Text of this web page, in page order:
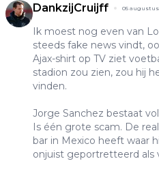
DankzijCruijff 05 augustus
Ik moest nog even van
steeds fake news vindt,
Ajax-shirt op TV ziet
stadion zou zien, zou hij
vinden.
Jorge Sanchez bestaat
Is één grote scam. De
bar in Mexico heeft waar
onjuist geportretteerd als